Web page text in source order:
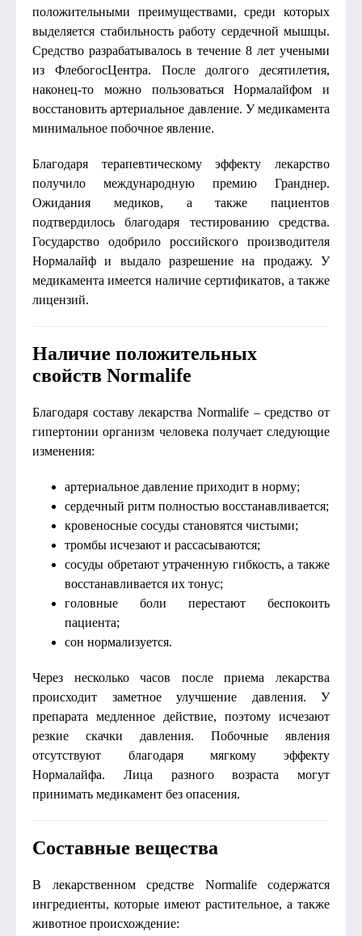
положительными преимуществами, среди которых
выделяется стабильность работу сердечной мышцы.
Средство разрабатывалось в течение 8 лет учеными
из ФлебогосЦентра. После долгого десятилетия,
наконец-то можно пользоваться Нормалайфом и
восстановить артериальное давление. У медикамента
минимальное побочное явление.
Благодаря терапевтическому эффекту лекарство
получило международную премию Гранднер.
Ожидания медиков, а также пациентов
подтвердилось благодаря тестированию средства.
Государство одобрило российского производителя
Нормалайф и выдало разрешение на продажу. У
медикамента имеется наличие сертификатов, а также
лицензий.
Наличие положительных
свойств Normalife
Благодаря составу лекарства Normalife – средство от
гипертонии организм человека получает следующие
изменения:
артериальное давление приходит в норму;
сердечный ритм полностью восстанавливается;
кровеносные сосуды становятся чистыми;
тромбы исчезают и рассасываются;
сосуды обретают утраченную гибкость, а также
восстанавливается их тонус;
головные боли перестают беспокоить
пациента;
сон нормализуется.
Через несколько часов после приема лекарства
происходит заметное улучшение давления. У
препарата медленное действие, поэтому исчезают
резкие скачки давления. Побочные явления
отсутствуют благодаря мягкому эффекту
Нормалайфа. Лица разного возраста могут
принимать медикамент без опасения.
Составные вещества
В лекарственном средстве Normalife содержатся
ингредиенты, которые имеют растительное, а также
животное происхождение: